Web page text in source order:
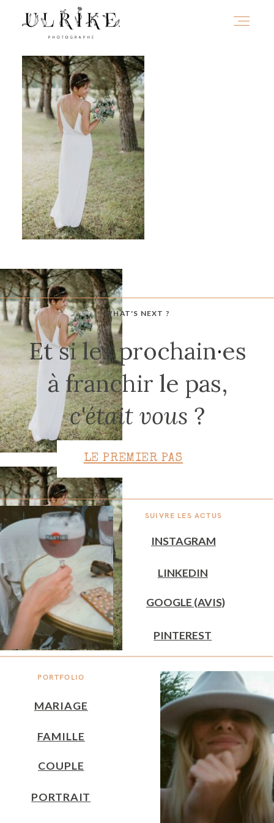
WHAT'S NEXT ?
PORTFOLIO
SUIVRE LES ACTUS
Et si les prochain·es
à franchir le pas,
c'était vous ?
MARIAGE
INSTAGRAM
GOOGLE (AVIS)
FAMILLE
PINTEREST
COUPLE
LINKEDIN
PORTRAIT
LE PREMIER PAS
HOME
A PROPOS
PORTFOLIO
INFOS
JOURNAL
CONTACT